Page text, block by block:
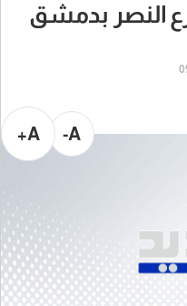
النصر بدمشق
A-
A+